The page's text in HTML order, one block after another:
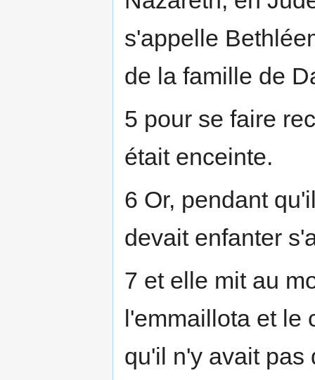
s'appelle
de la famille de
5 pour se faire
était enceinte.
6 Or, pendant
devait enfanter
7 et elle mit au
l'emmaillota et le
qu'il n'y avait pas